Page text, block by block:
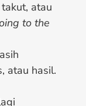
atau
to the
atau hasil.